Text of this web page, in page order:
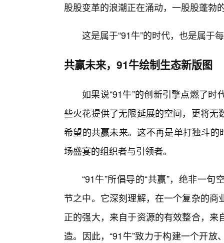
股股变革的浪潮正在涌动，一股股蓬勃
这是属于“91牛”的时代，也是属于
共赢未来，91牛绘制生态新版图
如果说“91牛”的创新引擎点燃了
些火花提供了无限延展的空间，更将
希望的共赢未来。这不再是单打独斗的
场盛宴的组织者与引领者。
“91牛”所倡导的“共赢”，绝非一
节之中。它深刻理解，在一个复杂的
正的强大，来自于资源的有效整合，
造。因此，“91牛”致力于构建一个开